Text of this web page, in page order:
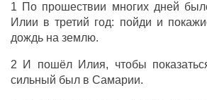
1 По прошествии многих дней
Илии в третий год: пойди и
дождь на землю.
2 И пошёл Илия, чтобы
сильный был в Самарии.